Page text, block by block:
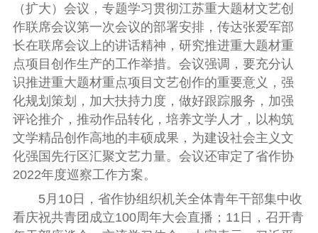
（扩大）会议，专题学习贯彻江苏重大题材文艺创
作联席会议第一次会议的部署安排，传达张爱军部
长在联席会议上的讲话精神，研究推进重大题材重
点项目创作生产的工作举措。会议强调，要充分认
识推进重大题材重点项目文艺创作的重要意义，强
化规划策划，加大扶持力度，做好跟踪服务，加强
评论推介，推动作品转化，培养文学人才，以构筑
文学精品创作高地的丰硕成果，为建设社会主义文
化强国先行区汇聚文艺力量。会议还审定了省作协
2022年度巡察工作方案。
5月 10日，省作协组织机关全体青年干部集中收
看庆祝共青团成立100周年大会直播； 11 日，召开青